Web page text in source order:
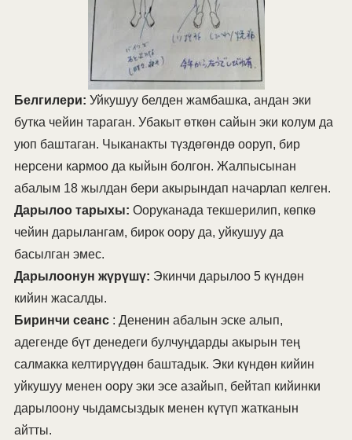
Белгилери: Уйкушуу белден жамбашка, андан эки
бутка чейин тараган. Убакыт өткөн сайын эки колум да
уюп баштаган. Чыканакты түздөгөндө ооруп, бир
нерсени кармоо да кыйын болгон. Жалпысынан
абалым 18 жылдан бери акырындап начарлап келген.
Дарылоо тарыхы: Ооруканада текшерилип, көпкө
чейин дарылангам, бирок оору да, уйкушуу да
басылган эмес.
Дарылоонун жүрүшү: Экинчи дарылоо 5 күндөн
кийин жасалды.
Биринчи сеанс: Дененин абалын эске алып,
адегенде бүт денедеги булчуңдарды акырын тең
салмакка келтирүүдөн баштадык. Эки күндөн кийин
уйкушуу менен оору эки эсе азайып, бейтап кийинки
дарылоону чыдамсыздык менен күтүп жатканын
айтты.